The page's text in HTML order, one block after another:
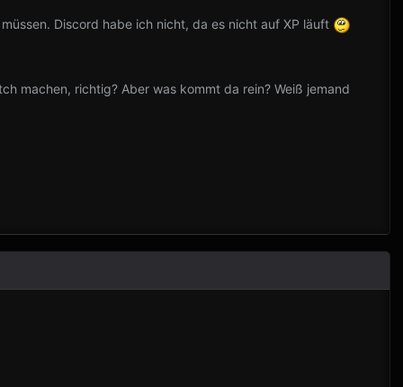
Discord habe ich nicht, da es nicht auf XP läuft
machen, richtig? Aber was kommt da rein? Weiß jemand